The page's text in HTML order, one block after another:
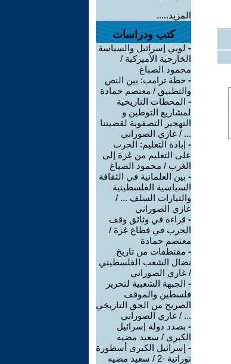
المزيد.....
كتب ودراسات
- لوبي إسرائيل والسياسة
الخارجية الأميركية /
محمود الصباغ
- خطة ترامب: بين النص
والتطبيق / معتصم حمادة
- المحطات التاريخية
لمشاريع التوطين و
التهجير التصفوية لقضيتنا
... / غازي الصوراني
- إبادة التعليم: الحرب
على التعليم من غزة إلى
الغرب / محمود الصباغ
- بين العلمانية في الثقافة
السياسية الفلسطينية
والتيارات السلف ... /
غازي الصوراني
- قراءة في وثائق وقف
الحرب في قطاع غزة /
معتصم حمادة
- مقتطفات من تاريخ
نضال الشعب الفلسطيني
/ غازي الصوراني
- الجبهة الشعبية لتحرير
فلسطين والموقف
الصريح من الحق التاريخي
... / غازي الصوراني
- بصدد دولة إسرائيل
الكبرى / سعيد مضيه
- إسرائيل الكبرى أسطورة
توراتية -2 / سعيد مضيه